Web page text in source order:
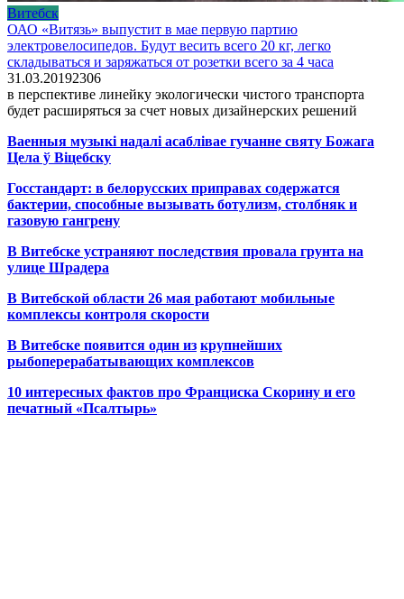
Витебск
ОАО «Витязь» выпустит в мае первую партию
электровелосипедов. Будут весить всего 20 кг, легко
складываться и заряжаться от розетки всего за 4 часа
31.03.20192306
в перспективе линейку экологически чистого транспорта
будет расширяться за счет новых дизайнерских решений
Ваенныя музыкі надалі асаблівае гучанне святу Божага
Цела ў Віцебску
Госстандарт: в белорусских приправах содержатся
бактерии, способные вызывать ботулизм, столбняк и
газовую гангрену
В Витебске устраняют последствия провала грунта на
улице Шрадера
В Витебской области 26 мая работают мобильные
комплексы контроля скорости
В Витебске появится один из крупнейших
рыбоперерабатывающих комплексов
10 интересных фактов про Франциска Скорину и его
печатный «Псалтырь»